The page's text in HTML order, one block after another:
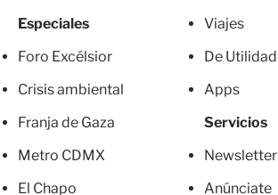
Especiales
Foro Excélsior
Crisis ambiental
Franja de Gaza
Metro CDMX
El Chapo
Viajes
De Utilidad
Apps
Servicios
Newsletter
Anúnciate